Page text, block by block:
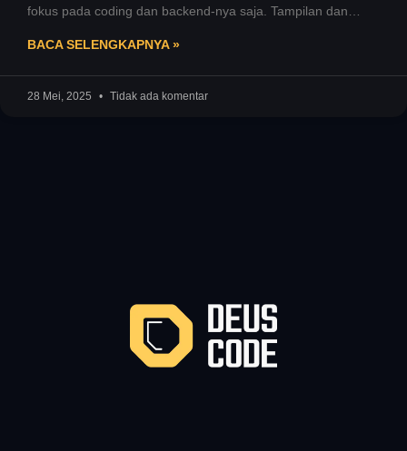
fokus pada coding dan backend-nya saja. Tampilan dan
BACA SELENGKAPNYA »
28 Mei, 2025 Tidak ada komentar